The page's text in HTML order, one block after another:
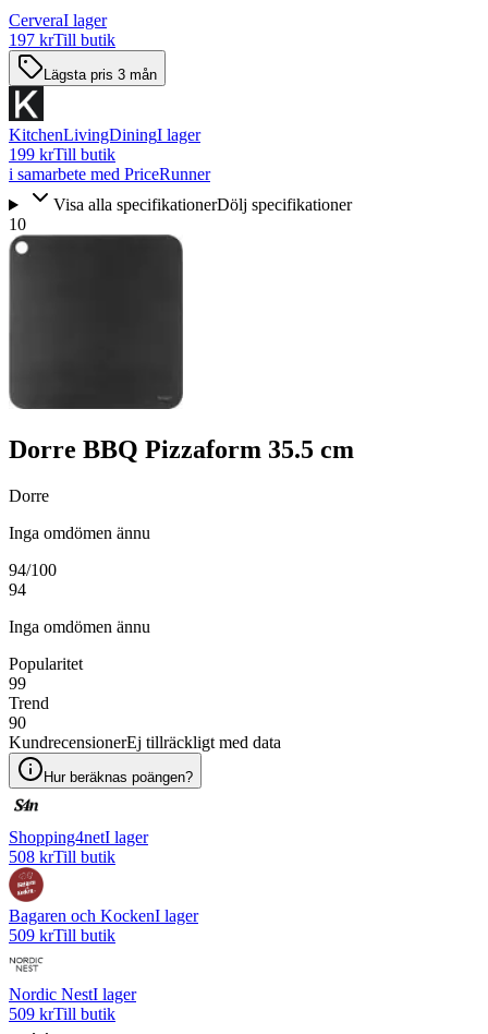
CerveraI lager
197 krTill butik
Lägsta pris 3 mån
KitchenLivingDiningI lager
199 krTill butik
i samarbete med PriceRunner
Visa alla specifikationerDölj specifikationer
10
Dorre BBQ Pizzaform 35.5 cm
Dorre
Inga omdömen ännu
94/100
94
Inga omdömen ännu
Popularitet
99
Trend
90
KundrecensionerEj tillräckligt med data
Hur beräknas poängen?
Shopping4netI lager
508 krTill butik
Bagaren och KockenI lager
509 krTill butik
Nordic NestI lager
509 krTill butik